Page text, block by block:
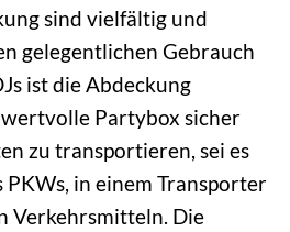
sind vielfältig und
gelegentlichen Gebrauch
ist die Abdeckung
Partybox sicher
zu transportieren, sei es
in einem Transporter
Verkehrsmitteln. Die